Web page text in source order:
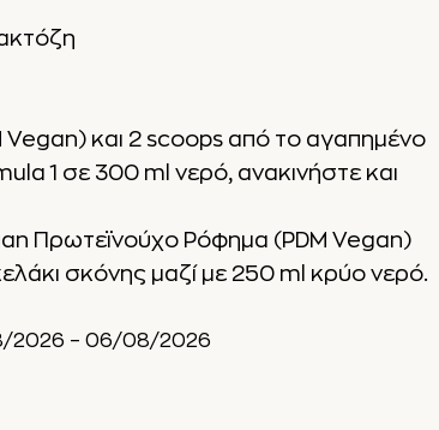
Vegan) και 2 scoops από το αγαπημένο
1 σε 300 ml νερό, ανακινήστε και
Πρωτεϊνούχο Ρόφημα (PDM Vegan)
σκόνης μαζί με 250 ml κρύο νερό.
2026 – 06/08/2026